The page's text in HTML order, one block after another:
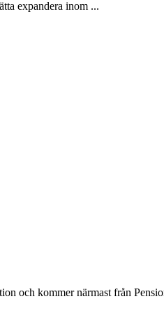
expandera inom ...
och kommer närmast från